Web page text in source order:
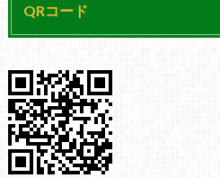
QRコード